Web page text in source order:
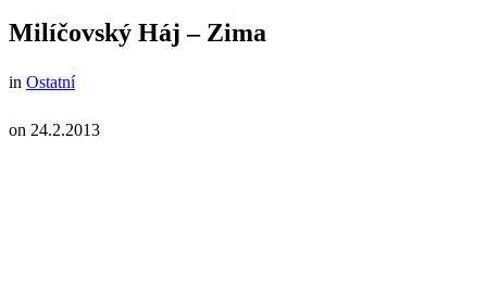
Milíčovský Háj – Zima
in Ostatní
on 24.2.2013